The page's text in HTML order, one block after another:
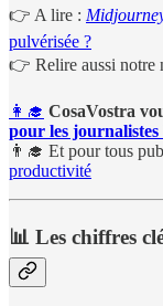
👉 A lire :
pulvérisée ?
👉 Relire aussi notre
👩‍🎓 CosaVostra
pour les
👨‍🎓 Et pour tous
productivité
📊 Les chiffres